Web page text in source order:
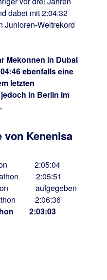
dabei mit 2:04:32
Junioren-Weltrekord
Mekonnen in Dubai
ebenfalls eine
letzten
in Berlin im
von Kenenisa
2:05:04
2:05:51
aufgegeben
2:06:36
2:03:03